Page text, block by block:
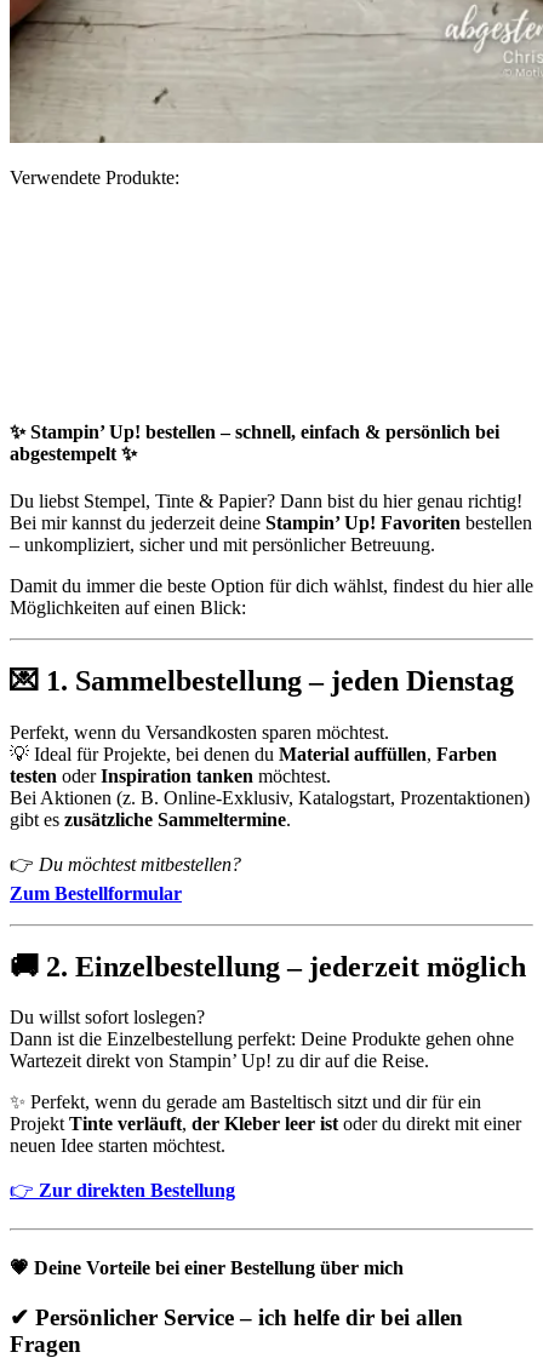
Verwendete Produkte:
✨Stampin’ Up! bestellen – schnell, einfach & persönlich bei
abgestempelt ✨
Du liebst Stempel, Tinte & Papier? Dann bist du hier genau richtig!
Bei mir kannst du jederzeit deine Stampin’ Up! Favoriten bestellen
– unkompliziert, sicher und mit persönlicher Betreuung.
Damit du immer die beste Option für dich wählst, findest du hier alle
Möglichkeiten auf einen Blick:
💌 1. Sammelbestellung – jeden Dienstag
Perfekt, wenn du Versandkosten sparen möchtest.
💡 Ideal für Projekte, bei denen du Material auffüllen, Farben
testen oderInspiration tanken möchtest.
Bei Aktionen (z. B. Online-Exklusiv, Katalogstart, Prozentaktionen)
gibt es zusätzliche Sammeltermine.
👉 Du möchtest mitbestellen?
Zum Bestellformular
🚚 2. Einzelbestellung – jederzeit möglich
Du willst sofort loslegen?
Dann ist die Einzelbestellung perfekt: Deine Produkte gehen ohne
Wartezeit direkt von Stampin’ Up! zu dir auf die Reise.
✨ Perfekt, wenn du gerade am Basteltisch sitzt und dir für ein
ProjektTinte verläuft, der Kleber leer istoder du direkt mit einer
neuen Idee starten möchtest.
👉 Zur direkten Bestellung
💗 Deine Vorteile bei einer Bestellung über mich
✔ Persönlicher Service – ich helfe dir bei allen
Fragen